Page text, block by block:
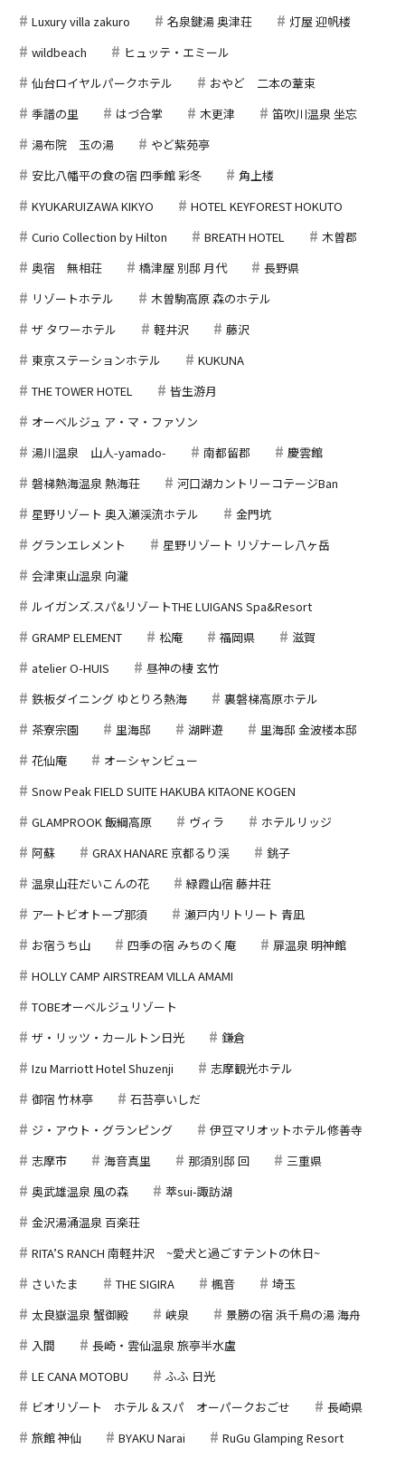
Luxury villa zakuro
名泉鍵湯 奥津荘
灯屋 迎帆楼
wildbeach
ヒュッテ・エミール
仙台ロイヤルパークホテル
おやど 二本の葦束
季譜の里
はづ合掌 木更津
笛吹川温泉 坐忘
湯布院 玉の湯
やど紫苑亭
安比八幡平の食の宿 四季館 彩冬
角上楼
KYUKARUIZAWA KIKYO
HOTEL KEYFOREST HOKUTO
Curio Collection by Hilton
BREATH HOTEL
木曽郡
奥宿 無相荘
橋津屋 別邸 月代
長野県
リゾートホテル
木曽駒高原 森のホテル
ザ タワーホテル
軽井沢
藤沢
東京ステーションホテル
KUKUNA
THE TOWER HOTEL
皆生游月
オーベルジュ ア・マ・ファソン
湯川温泉 山人-yamado-
南都留郡
慶雲館
磐梯熱海温泉 熱海荘
河口湖カントリーコテージBan
星野リゾート 奥入瀬渓流ホテル
金門坑
グランエレメント
星野リゾート リゾナーレ八ヶ岳
会津東山温泉 向瀧
ルイガンズ.スパ&リゾートTHE LUIGANS Spa&Resort
GRAMP ELEMENT
松庵 福岡県
滋賀
atelier O-HUIS
昼神の棲 玄竹
鉄板ダイニング ゆとりろ熱海
裏磐梯高原ホテル
茶寮宗園
里海邸 湖畔遊
里海邸 金波楼本邸
花仙庵
オーシャンビュー
Snow Peak FIELD SUITE HAKUBA KITAONE KOGEN
GLAMPROOK 飯綱高原
ヴィラ
ホテルリッジ
阿蘇
GRAX HANARE 京都るり渓
銚子
温泉山荘だいこんの花
緑霞山宿 藤井荘
アートビオトープ那須
瀬戸内リトリート 青凪
お宿うち山
四季の宿 みちのく庵
扉温泉 明神館
HOLLY CAMP AIRSTREAM VILLA AMAMI
TOBEオーベルジュリゾート
ザ・リッツ・カールトン日光
鎌倉
Izu Marriott Hotel Shuzenji
志摩観光ホテル
御宿 竹林亭
石苔亭いしだ
ジ・アウト・グランピング
伊豆マリオットホテル修善寺
志摩市
海音真里 那須別邸 回
三重県
奥武雄温泉 風の森
萃sui-諏訪湖
金沢湯涌温泉 百楽荘
RITA’S RANCH 南軽井沢 ~愛犬と過ごすテントの休日~
さいたま
THE SIGIRA 楓音
埼玉
太良嶽温泉 蟹御殿
峡泉
景勝の宿 浜千鳥の湯 海舟
入間
長崎・雲仙温泉 旅亭半水盧
LE CANA MOTOBU
ふふ 日光
ビオリゾート ホテル＆スパ オーパークおごせ
長崎県
旅館 神仙
BYAKU Narai
RuGu Glamping Resort